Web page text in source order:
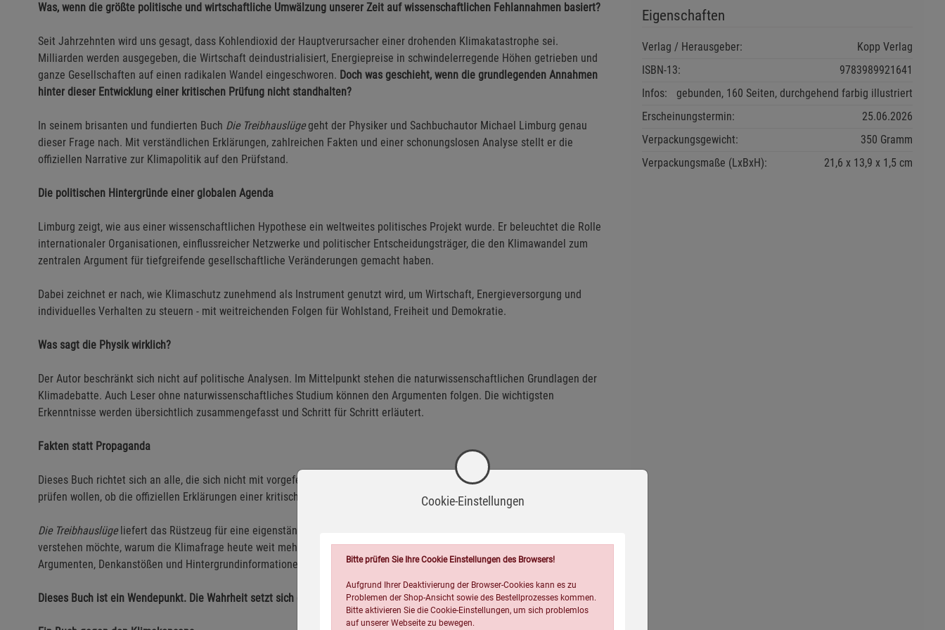
Was, wenn die größte politische und wirtschaftliche Umwälzung unserer Zeit auf wissenschaftlichen Fehlannahmen basiert?
Seit Jahrzehnten wird uns gesagt, dass Kohlendioxid der Hauptverursacher einer drohenden Klimakatastrophe sei.
Milliarden werden ausgegeben, die Wirtschaft deindustrialisiert, Energiepreise in schwindelerregende Höhen getrieben und
ganze Gesellschaften auf einen radikalen Wandel eingeschworen. Doch was geschieht, wenn die grundlegenden Annahmen
hinter dieser Entwicklung einer kritischen Prüfung nicht standhalten?
In seinem brisanten und fundierten Buch Die Treibhauslügegeht der Physiker und Sachbuchautor Michael Limburg genau
dieser Frage nach. Mit verständlichen Erklärungen, zahlreichen Fakten und einer schonungslosen Analyse stellt er die
offiziellen Narrative zur Klimapolitik auf den Prüfstand.
Die politischen Hintergründe einer globalen Agenda
Limburg zeigt, wie aus einer wissenschaftlichen Hypothese ein weltweites politisches Projekt wurde. Er beleuchtet die Rolle
internationaler Organisationen, einflussreicher Netzwerke und politischer Entscheidungsträger, die den Klimawandel zum
zentralen Argument für tiefgreifende gesellschaftliche Veränderungen gemacht haben.
Dabei zeichnet er nach, wie Klimaschutz zunehmend als Instrument genutzt wird, um Wirtschaft, Energieversorgung und
individuelles Verhalten zu steuern - mit weitreichenden Folgen für Wohlstand, Freiheit und Demokratie.
Was sagt die Physik wirklich?
Der Autor beschränkt sich nicht auf politische Analysen. Im Mittelpunkt stehen die naturwissenschaftlichen Grundlagen der
Klimadebatte. Auch Leser ohne naturwissenschaftliches Studium können den Argumenten folgen. Die wichtigsten
Erkenntnisse werden übersichtlich zusammengefasst und Schritt für Schritt erläutert.
Fakten statt Propaganda
Dieses Buch richtet sich an alle, die sich nicht mit vorgefertigten Antworten zufriedengeben. An Menschen, die selbst
prüfen wollen, ob die offiziellen Erklärungen einer kritischen Betrachtung standhalten.
Die Treibhauslügeliefert das Rüstzeug für eine eigenständige Meinungsbildung - fundiert, provokant und hochaktuell. Wer
verstehen möchte, warum die Klimafrage heute weit mehr ist als ein wissenschaftlicher Streit, findet hier eine Fülle von
Argumenten, Denkanstößen und Hintergrundinformationen.
Dieses Buch ist ein Wendepunkt. Die Wahrheit setzt sich durch.
Eigenschaften
Verlag / Herausgeber:
Kopp Verlag
ISBN-13:
9783989921641
Infos:
gebunden, 160 Seiten, durchgehend farbig illustriert
Erscheinungstermin:
25.06.2026
Verpackungsgewicht:
350 Gramm
Verpackungsmaße (LxBxH):
21,6 13,9 1,5 cm
Cookie-Einstellungen
Bitte prüfen Sie Ihre Cookie Einstellungen des Browsers!
Aufgrund Ihrer Deaktivierung der Browser-Cookies kann es zu
Problemen der Shop-Ansicht sowie des Bestellprozesses kommen.
Bitte aktivieren Sie die Cookie-Einstellungen, um sich problemlos
auf unserer Webseite zu bewegen.